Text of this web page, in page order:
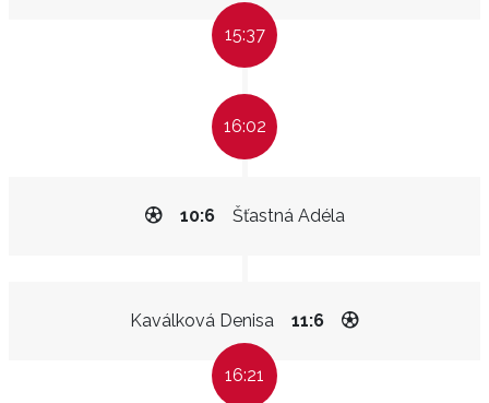
15:37
16:02
Šťastná Adéla
10:6
Kaválková Denisa 11:6
16:21